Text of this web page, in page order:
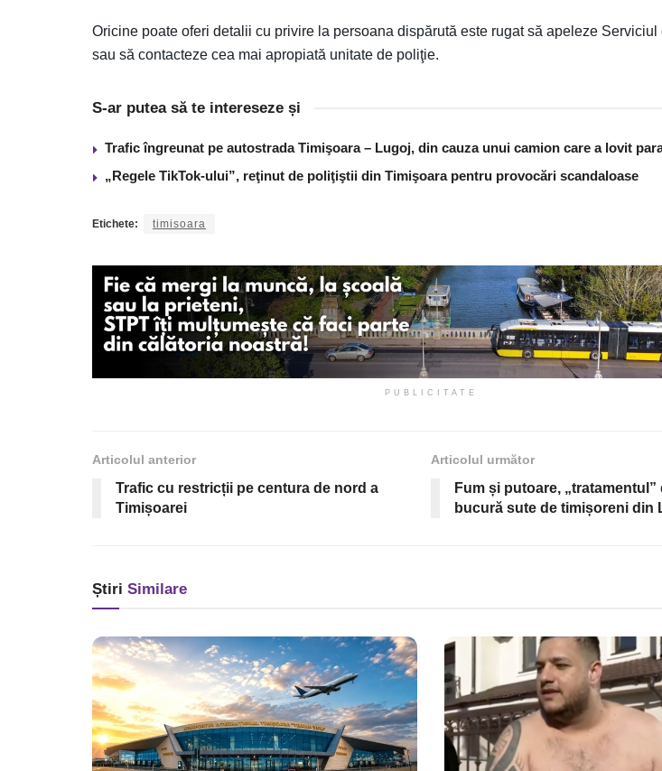
Oricine poate oferi detalii cu privire la persoana dispărută este rugat să apeleze Serviciul
sau să contacteze cea mai apropiată unitate de poliţie.
S-ar putea să te intereseze și
Trafic îngreunat pe autostrada Timişoara – Lugoj, din cauza unui camion care a lovit
„Regele TikTok-ului”, reţinut de poliţiştii din Timişoara pentru provocări scandaloase
Etichete: timisoara
PUBLICITATE
Articolul anterior
Trafic cu restricții pe centura de nord a
Timișoarei
Articolul următor
Fum și putoare, „tratamentul”
bucură sute de timișoreni din
Știri Similare